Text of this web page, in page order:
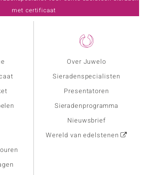
Over Juwelo
Sieradenspecialisten
Presentatoren
Sieradenprogramma
Nieuwsbrief
Wereld van edelstenen
met certificaat